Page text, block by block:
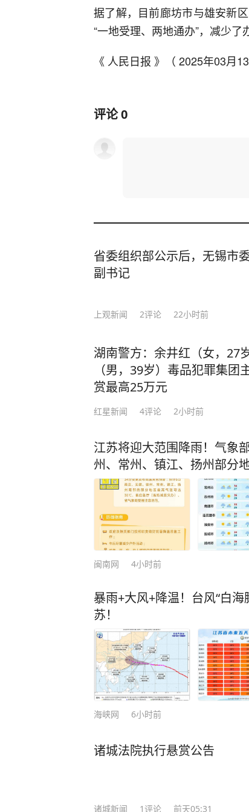
据了解，目前廊坊市与雄安新
“一地受理、两地通办”，减少了
《 人民日报 》（ 2025年03月13
评论0
省委组织部公示后，无锡市
副书记
上观新闻 2评论 22小时前
湖南警方：余井红（女，27
（男，39岁）毒品犯罪集
赏最高25万元
红星新闻 4评论 2小时前
江苏将迎大范围降雨！气象
州、常州、镇江、扬州部分
闽南网 4小时前
暴雨+大风+降温！台风“白
苏！
海峡网 6小时前
诸城法院执行悬赏公告
诸城新闻 1评论 前天05:31